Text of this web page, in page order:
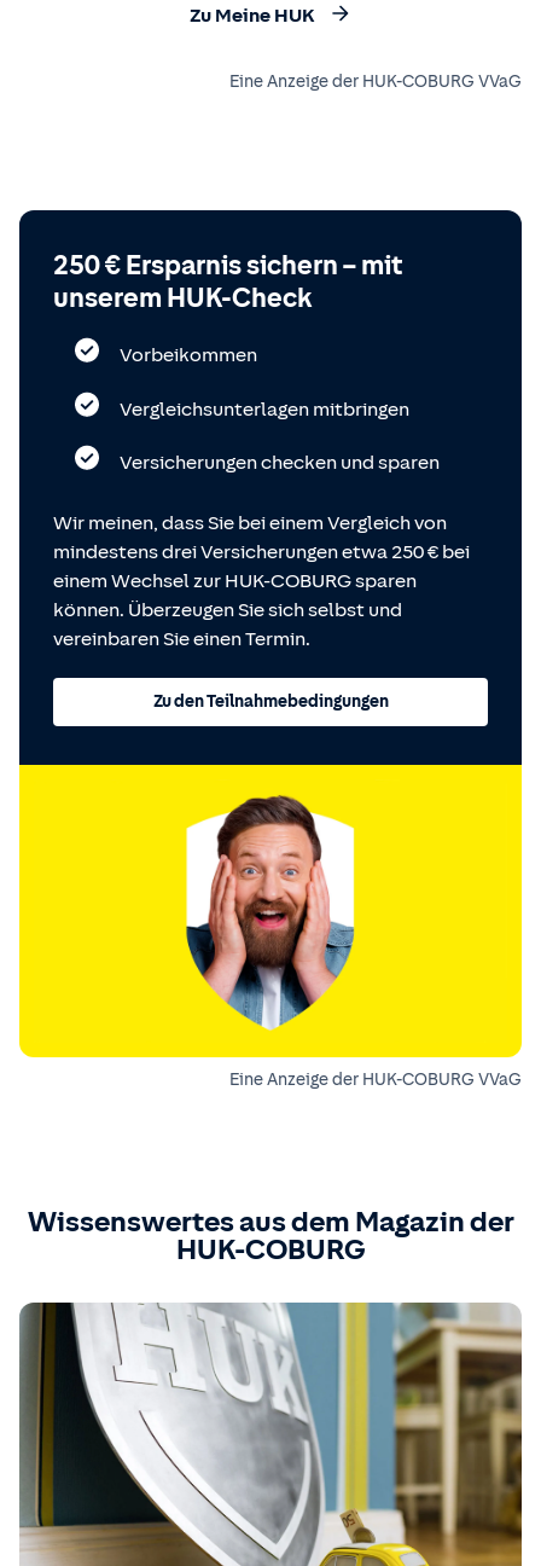
Zu Meine HUK
Eine Anzeige der HUK-COBURG VVaG
250 € Ersparnis sichern – mit
unserem HUK-Check
Vorbeikommen
Vergleichsunterlagen mitbringen
Versicherungen checken und sparen
Wir meinen, dass Sie bei einem Vergleich von
mindestens drei Versicherungen etwa 250 € bei
einem Wechsel zur HUK-COBURG sparen
können. Überzeugen Sie sich selbst und
vereinbaren Sie einen Termin.
Zu den Teilnahmebedingungen
Eine Anzeige der HUK-COBURG VVaG
Wissenswertes aus dem Magazin der
HUK-COBURG